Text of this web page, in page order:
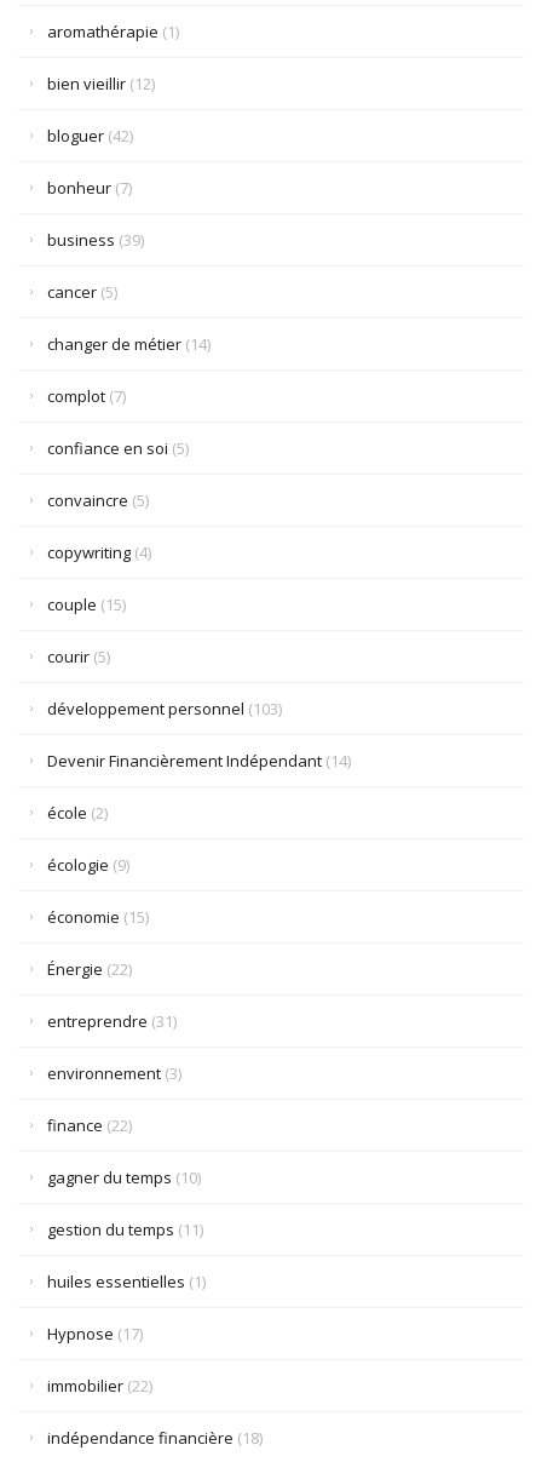
aromathérapie (1)
bien vieillir (12)
bloguer (42)
bonheur (7)
business (39)
cancer (5)
changer de métier (14)
complot (7)
confiance en soi (5)
convaincre (5)
copywriting (4)
couple (15)
courir (5)
développement personnel (103)
Devenir Financièrement Indépendant (14)
école (2)
écologie (9)
économie (15)
Énergie (22)
entreprendre (31)
environnement (3)
finance (22)
gagner du temps (10)
gestion du temps (11)
huiles essentielles (1)
Hypnose (17)
immobilier (22)
indépendance financière (18)